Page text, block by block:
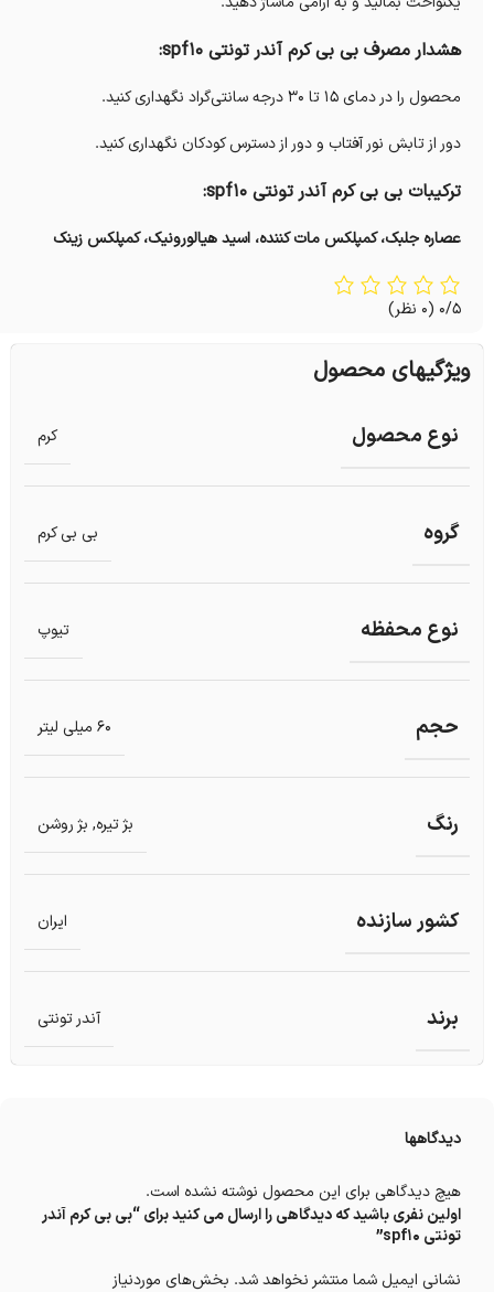
هشدار مصرف بی بی کرم آندر تونتی spf10:
محصول را در دمای ۱۵ تا ۳۰ درجه سانتی‌گراد نگهداری کنید.
دور از تابش نور آفتاب و دور از دسترس کودکان نگهداری کنید.
ترکیبات بی بی کرم آندر تونتی spf10:
عصاره جلبک، کمپلکس مات کننده، اسید هیالورونیک، کمپلکس زینک
0/5 (0 نظر)
ویژگیهای محصول
نوع محصول کرم
گروه بی بی کرم
نوع محفظه تیوپ
حجم 60 میلی لیتر
رنگ بژ تیره, بژ روشن
کشور سازنده ایران
برند آندر تونتی
دیدگاهها
هیچ دیدگاهی برای این محصول نوشته نشده است.
اولین نفری باشید که دیدگاهی را ارسال می کنید برای “بی بی کرم آندر
تونتی spf10”
نشانی ایمیل شما منتشر نخواهد شد. بخش‌های موردنیاز